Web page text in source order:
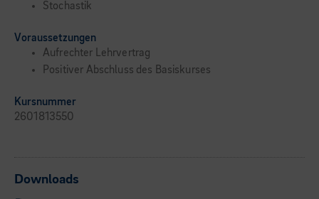
Stochastik
Voraussetzungen
Aufrechter Lehrvertrag
Positiver Abschluss des Basiskurses
Kursnummer
2601813550
Downloads